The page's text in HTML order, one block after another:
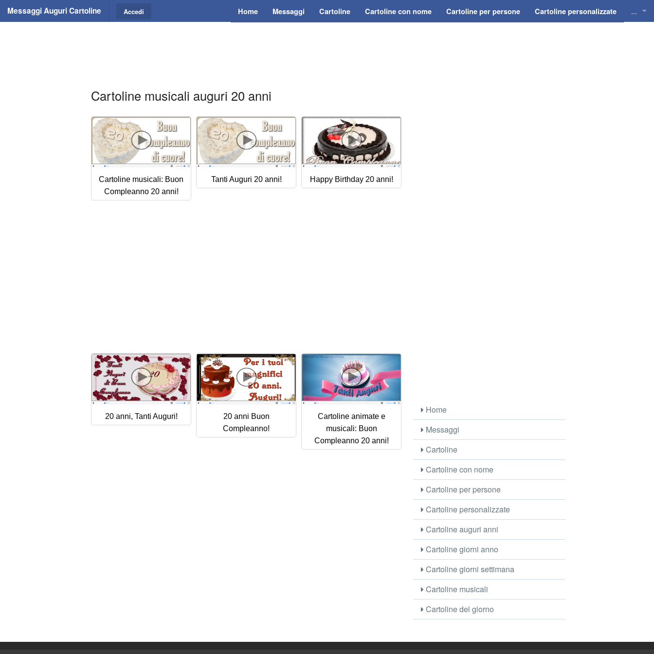
Messaggi Auguri Cartoline Home Messaggi Cartoline Cartoline con nome Cartoline per persone Cartoline personalizzate ...
Accedi
Cartoline musicali auguri 20 anni
Cartoline musicali: Buon
Compleanno 20 anni!
Tanti Auguri 20 anni! Happy Birthday 20 anni!
20 anni, Tanti Auguri!
20 anni Buon
Compleanno!
Cartoline animate e
musicali: Buon
Compleanno 20 anni!
Home
Messaggi
Cartoline
Cartoline con nome
Cartoline per persone
Cartoline personalizzate
Cartoline auguri anni
Cartoline giorni anno
Cartoline giorni settimana
Cartoline musicali
Cartoline del giorno